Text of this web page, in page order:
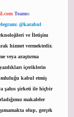
Teams:
@karabul
ve İletişim
hizmet vermektedir.
veya araştırma
içeriklerin
kabul etmiş
şahıs şirketi ile hiçbir
makaleler
olup, gerçek